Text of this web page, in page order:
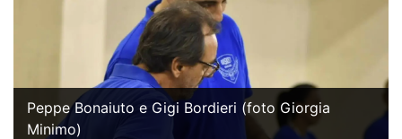
Peppe Bonaiuto e Gigi Bordieri (foto Giorgia
Minimo)